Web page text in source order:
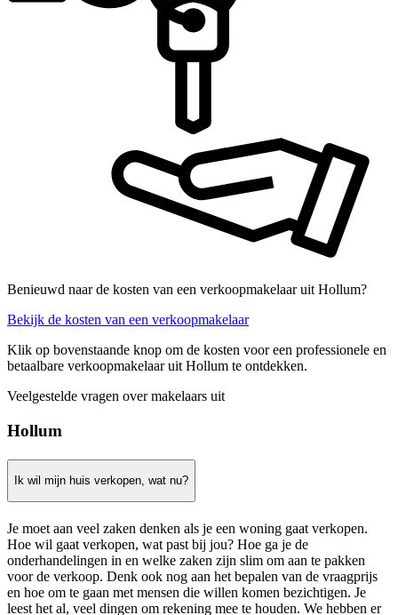
Benieuwd naar de kosten van een verkoopmakelaar uit Hollum?
Bekijk de kosten van een verkoopmakelaar
Klik op bovenstaande knop om de kosten voor een professionele en
betaalbare verkoopmakelaar uit Hollum te ontdekken.
Veelgestelde vragen over makelaars uit
Hollum
Ik wil mijn huis verkopen, wat nu?
Je moet aan veel zaken denken als je een woning gaat verkopen.
Hoe wil gaat verkopen, wat past bij jou? Hoe ga je de
onderhandelingen in en welke zaken zijn slim om aan te pakken
voor de verkoop. Denk ook nog aan het bepalen van de vraagprijs
en hoe om te gaan met mensen die willen komen bezichtigen. Je
leest het al, veel dingen om rekening mee te houden. We hebben er